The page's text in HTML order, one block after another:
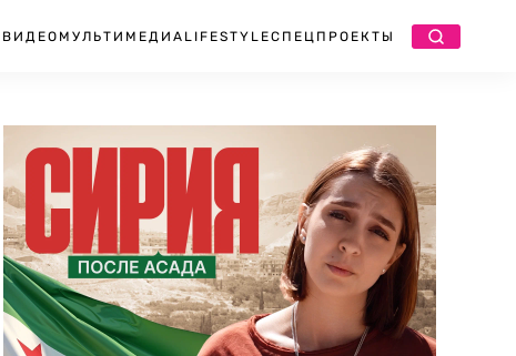
ВИДЕО МУЛЬТИМЕДИА LIFESTYLEСПЕЦПРОЕКТЫ